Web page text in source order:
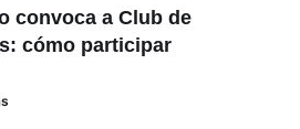
convoca a Club de
cómo participar